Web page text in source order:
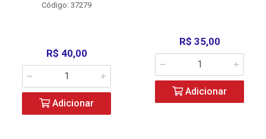
Código: 37279
R$ 40,00
Adicionar
R$ 35,00
Adicionar